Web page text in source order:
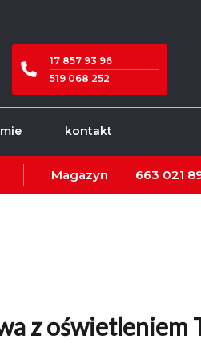
17 857 93 96
519 068 252
kontakt
Magazyn 663 021
z oświetleniem